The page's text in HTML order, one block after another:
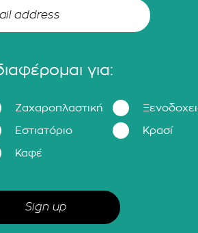
για:
Ζαχαροπλαστική
Εστιατόριο Κρασί
Καφέ